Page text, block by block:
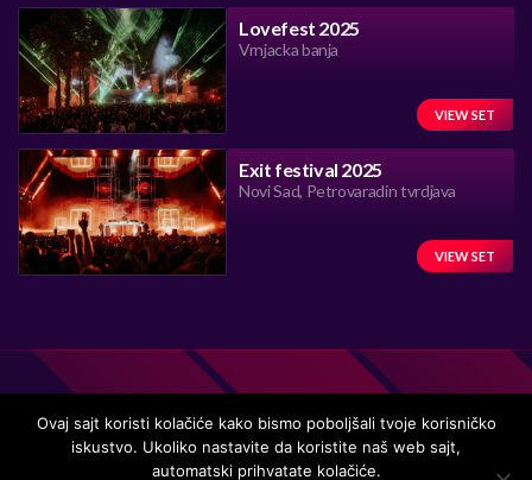
Lovefest 2025
Vrnjacka banja
VIEW SET
Exit festival 2025
Novi Sad, Petrovaradin tvrdjava
VIEW SET
Handmade in Serbia 15 years ago, while listening to the great
Ovaj sajt koristi kolačiće kako bismo poboljšali tvoje korisničko
iskustvo. Ukoliko nastavite da koristite naš web sajt,
automatski prihvatate kolačiće.